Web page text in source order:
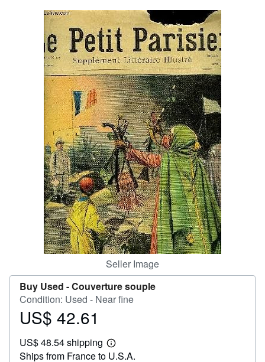
Art & Collectibles
Textbooks
Start Selling
CLOSE
Seller Image
Buy Used -Couverture souple
Condition: Used - Near fine
Price
42.61
US$ 42.61
US$ 48.54 shipping
Learn
more
Ships from France to U.S.A.